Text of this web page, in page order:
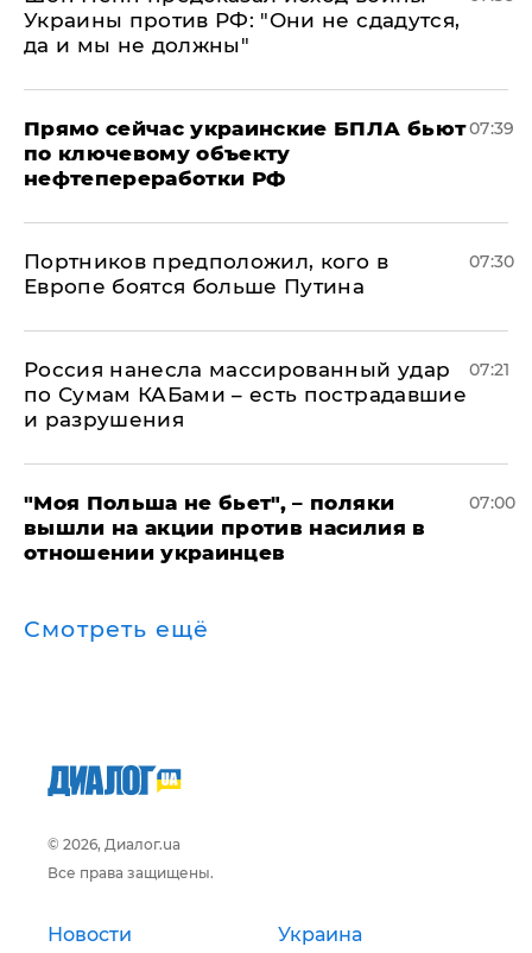
Украины против РФ: "Они не сдадутся,
да и мы не должны"
Прямо сейчас украинские БПЛА бьют
по ключевому объекту
нефтепереработки РФ
07:39
Портников предположил, кого в
Европе боятся больше Путина
07:30
Россия нанесла массированный удар
по Сумам КАБами – есть пострадавшие
и разрушения
07:21
"Моя Польша не бьет", – поляки
вышли на акции против насилия в
отношении украинцев
07:00
Смотреть ещё
© 2026, Диалог.ua
Все права защищены.
Новости Украина